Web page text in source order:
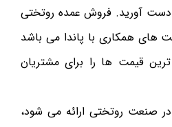
دست آورید. فروش عمده روتختی
های همکاری با پاندا می باشد
قیمت ها را برای مشتریان
در صنعت روتختی ارائه می شود،